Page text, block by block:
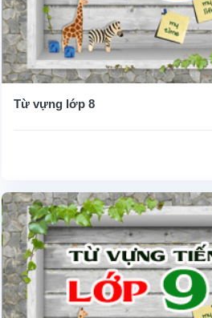
Từ vựng lớp 8